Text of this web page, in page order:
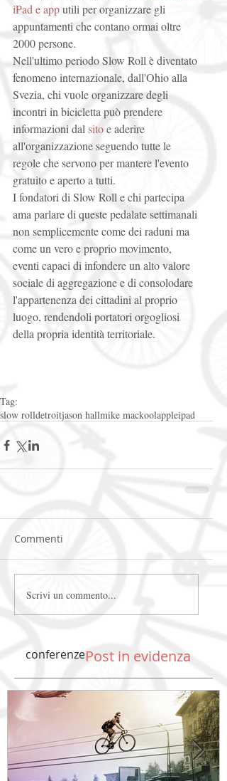
conferenzePost in evidenza
iPad e app utili per organizzare gli
appuntamenti che contano ormai oltre
2000 persone.
Nell'ultimo periodo Slow Roll è diventato
fenomeno internazionale, dall'Ohio alla
Svezia, chi vuole organizzare degli
incontri in bicicletta può prendere
informazioni dal sito e aderire
all'organizzazione seguendo tutte le
regole che servono per mantere l'evento
gratuito e aperto a tutti.
I fondatori di Slow Roll e chi partecipa
ama parlare di queste pedalate settimanali
non semplicemente come dei raduni ma
come un vero e proprio movimento,
eventi capaci di infondere un alto valore
sociale di aggregazione e di consolodare
l'appartenenza dei cittadini al proprio
luogo, rendendoli portatori orgogliosi
della propria identità territoriale.
Tag:
slow rolldetroitjason hallmike mackoolappleipad
Commenti
Scrivi un commento...